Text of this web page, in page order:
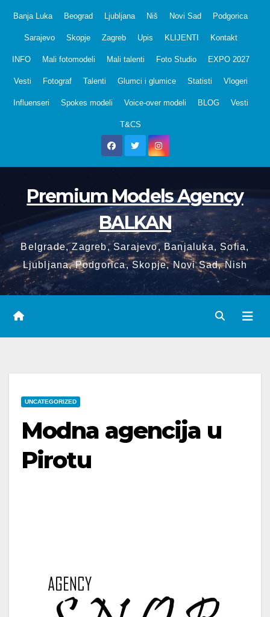
Banja Luka Beograd Ljubljana Niš Novi Sad Podgorica
Sarajevo Skopje Zagreb Upis KLIJENTI Kontakt
INFO Mali fotomodeli Mali talenti Foto Studio EXPO 2027
Vesti Fotograf Talenti Glumci i glumice Statisti Vlogeri
Influenseri Spokes modeli Voice-over modeli BLOG Vesti
T&CS
Premium Models Agency
BALKAN
Belgrade, Zagreb, Sarajevo, Banjaluka, Sofia,
Ljubljana, Podgorica, Skopje, Novi Sad, Nish
UNCATEGORIZED
Modna agencija u
Pirotu